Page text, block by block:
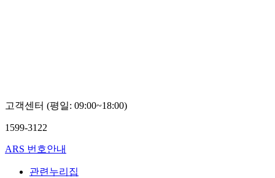
고객센터 (평일: 09:00~18:00)
1599-3122
ARS 번호안내
관련누리집